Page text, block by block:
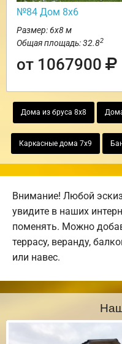
№84 Дом 8х6
Размер: 6х8 м
Общая площадь: 32.82
от 1067900
Дома из бруса 8х8
Каркасные дома 7х9
Внимание! Любой
увидите в наших
поменять. Можно
террасу, веранду,
или навес.